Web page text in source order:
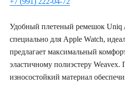
Удобный плетеный ремешок Uniq
специально для Apple Watch,
предлагает максимальный
эластичному полиэстеру
износостойкий материал